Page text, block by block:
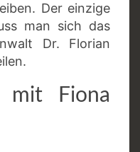
Der einzige
man sich das
Dr. Florian
mit Fiona